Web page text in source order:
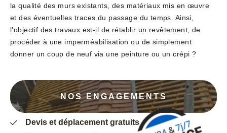
la qualité des murs existants, des matériaux mis en œuvre
et des éventuelles traces du passage du temps. Ainsi,
l’objectif des travaux est-il de rétablir un revêtement, de
procéder à une imperméabilisation ou de simplement
donner un coup de neuf via une peinture ou un crépi ?
NOS ENGAGEMENTS
Devis et déplacement gratuits